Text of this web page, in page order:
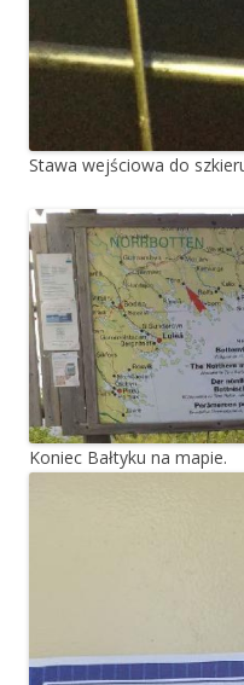
Stawa wejściowa do
Koniec Bałtyku na mapie.